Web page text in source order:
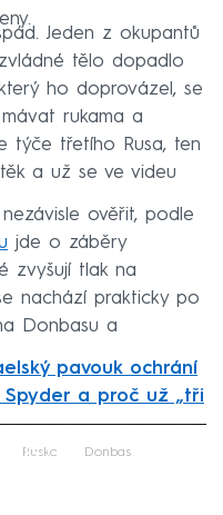
Jeden z okupantů
tělo dopadlo
ho doprovázel, se
rukama a
týče třetího Rusa, ten
a už se ve videu
ověřit, podle
jde o záběry
zvyšují tlak na
nachází prakticky po
Donbasu a
pavouk ochrání
Spyder a proč už „tři
Rusko Donbas